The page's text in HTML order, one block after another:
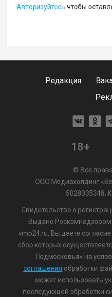
Авторизуйтесь чтобы
Редакция
18+
© Все
ООО Медиахолдинг
5028035348;
Свидетельство о
Выдано
vmo24.ru, Вы даете
сбор которых
Подмосковья» на
соглашения обработки
может использовать
последующей обработки